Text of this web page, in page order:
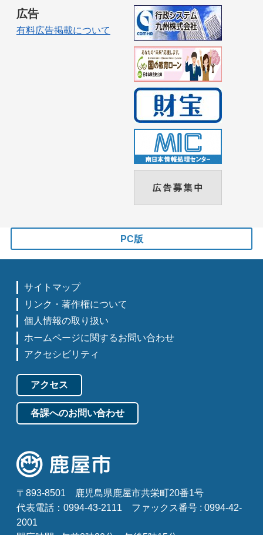
広告
有料広告掲載について
PC版
サイトマップ
リンク・著作権について
個人情報の取り扱い
ホームページに関するお問い合わせ
アクセシビリティ
アクセス
各課へのお問い合わせ
〒893-8501
鹿児島県鹿屋市共栄町20番1号
代表電話：0994-43-2111
ファックス番号 : 0994-42-
2001